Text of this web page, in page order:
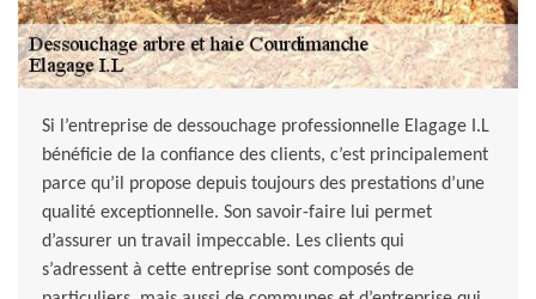
Si l’entreprise de dessouchage professionnelle Elagage I.L
bénéficie de la confiance des clients, c’est principalement
parce qu’il propose depuis toujours des prestations d’une
qualité exceptionnelle. Son savoir-faire lui permet
d’assurer un travail impeccable. Les clients qui
s’adressent à cette entreprise sont composés de